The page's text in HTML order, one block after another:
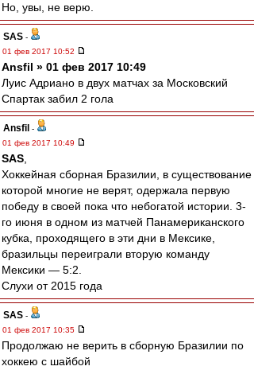
Но, увы, не верю.
SAS -
01 фев 2017 10:52
Ansfil » 01 фев 2017 10:49
Луис Адриано в двух матчах за Московский
Спартак забил 2 гола
Ansfil -
01 фев 2017 10:49
SAS
Хоккейная сборная Бразилии, в существование
которой многие не верят, одержала первую
победу в своей пока что небогатой истории. 3-
го июня в одном из матчей Панамериканского
кубка, проходящего в эти дни в Мексике,
бразильцы переиграли вторую команду
Мексики — 5:2.
Слухи от 2015 года
SAS -
01 фев 2017 10:35
Продолжаю не верить в сборную Бразилии по
хоккею с шайбой